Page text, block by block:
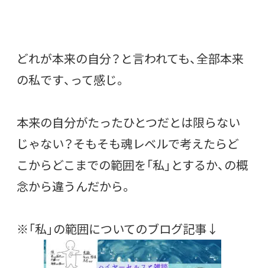
どれが本来の自分？と言われても、全部本来
の私です、って感じ。
本来の自分がたったひとつだとは限らない
じゃない？そもそも魂レベルで考えたらど
こからどこまでの範囲を「私」とするか、の概
念から違うんだから。
※「私」の範囲についてのブログ記事↓